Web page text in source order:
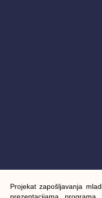
Projekat zapošljavanja
prezentacijama